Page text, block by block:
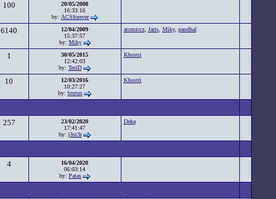
100
20/05/2008
16:33:16
by: ACSforever
6140
12/04/2009
15:37:57
by: Miky
atomiccz, Jaris, Miky, pandhal
1
30/05/2015
12:42:03
by: TesiD
Khostri
10
12/03/2016
10:27:27
by: brutus
Khostri
257
23/02/2020
17:41:47
by: j3st3r
Deka
4
16/04/2020
06:03:14
by: Patas